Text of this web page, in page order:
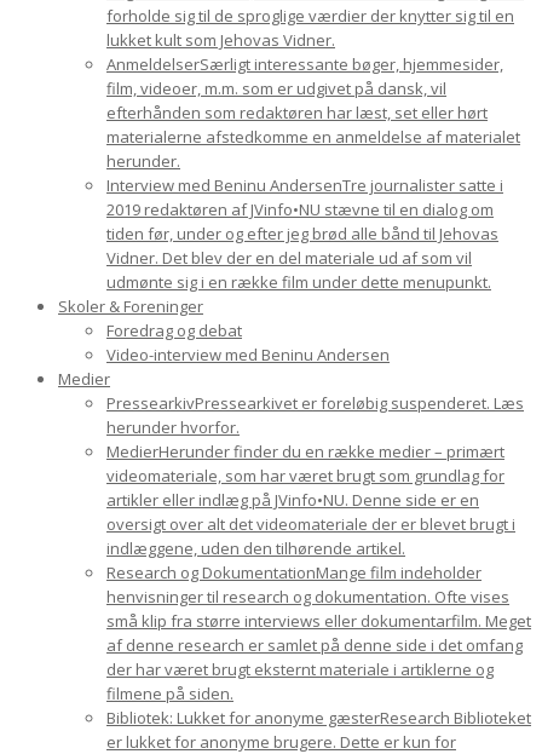
forholde sig til de sproglige værdier der knytter sig til en
lukket kult som Jehovas Vidner.
AnmeldelserSærligt interessante bøger, hjemmesider,
film, videoer, m.m. som er udgivet på dansk, vil
efterhånden som redaktøren har læst, set eller hørt
materialerne afstedkomme en anmeldelse af materialet
herunder.
Interview med Beninu AndersenTre journalister satte i
2019 redaktøren af JVinfo•NU stævne til en dialog om
tiden før, under og efter jeg brød alle bånd til Jehovas
Vidner. Det blev der en del materiale ud af som vil
udmønte sig i en række film under dette menupunkt.
Skoler & Foreninger
Foredrag og debat
Video-interview med Beninu Andersen
Medier
PressearkivPressearkivet er foreløbig suspenderet. Læs
herunder hvorfor.
MedierHerunder finder du en række medier – primært
videomateriale, som har været brugt som grundlag for
artikler eller indlæg på JVinfo•NU. Denne side er en
oversigt over alt det videomateriale der er blevet brugt i
indlæggene, uden den tilhørende artikel.
Research og DokumentationMange film indeholder
henvisninger til research og dokumentation. Ofte vises
små klip fra større interviews eller dokumentarfilm. Meget
af denne research er samlet på denne side i det omfang
der har været brugt eksternt materiale i artiklerne og
filmene på siden.
Bibliotek: Lukket for anonyme gæsterResearch Biblioteket
er lukket for anonyme brugere. Dette er kun for